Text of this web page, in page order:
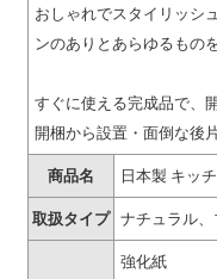
おしゃれでスタイリッシ
ンのありとあらゆるもの
すぐに使える完成品で、
開梱から設置・面倒な後
商品名 日本製 キッ
取扱タイプ ナチュラル
強化紙